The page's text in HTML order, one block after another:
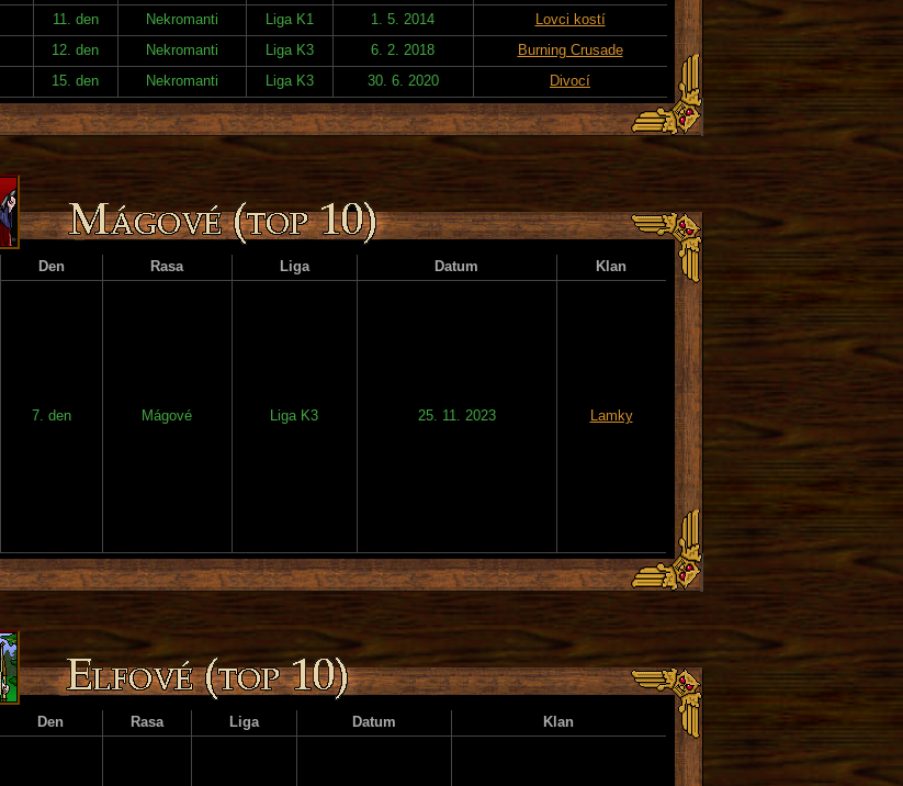
11. den Nekromanti Liga K1 1. 5. 2014
Lovci kostí
12. den Nekromanti Liga K3 6. 2. 2018
Burning Crusade
15. den Nekromanti Liga K3 30. 6. 2020 Divocí
Den Rasa Liga Datum Klan
7. den Mágové Liga K3 25. 11. 2023 Lamky
Den Rasa Liga Datum Klan